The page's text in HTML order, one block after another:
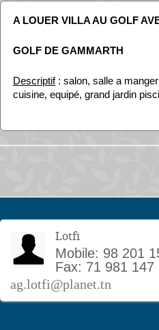
A LOUER VILLA AU GOLF
GOLF DE GAMMARTH
Descriptif: salon, salle a
cuisine, equipé, grand jardin
Lotfi
Mobile: 98 201
Fax: 71 981 147
ag.lotfi@planet.tn